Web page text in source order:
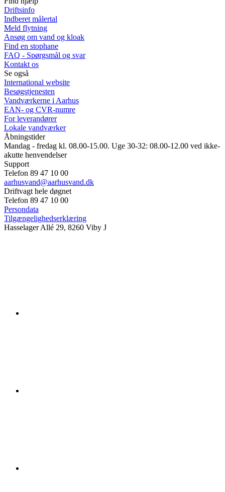
Driftsinfo
Indberet målertal
Meld flytning
Ansøg om vand og kloak
Find en stophane
FAQ - Spørgsmål og svar
Kontakt os
Se også
International website
Besøgstjenesten
Vandværkerne i Aarhus
EAN- og CVR-numre
For leverandører
Lokale vandværker
Åbningstider
Mandag - fredag kl. 08.00-15.00. Uge 30-32: 08.00-12.00 ved ikke-
akutte henvendelser
Support
Telefon 89 47 10 00
aarhusvand@aarhusvand.dk
Driftvagt hele døgnet
Telefon 89 47 10 00
Persondata
Tilgængelighedserklæring
Hasselager Allé 29, 8260 Viby J